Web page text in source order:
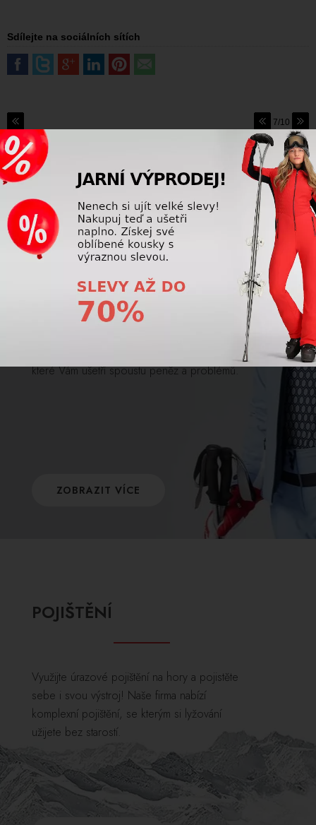
Sdílejte na sociálních sítích
7/10
SKI DEPOT
Poškodila se Vám výstroj kvůli nedostatečnému
které Vám ušetří spoustu peněz a problémů.
ZOBRAZIT VÍCE
POJIŠTĚNÍ
Využijte úrazové pojištění na hory a pojistěte
sebe i svou výstroj! Naše firma nabízí
komplexní pojištění, se kterým si lyžování
užijete bez starostí.